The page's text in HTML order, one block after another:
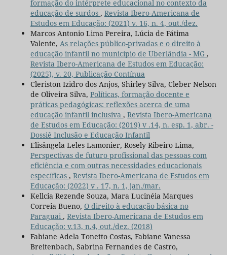
formação do intérprete educacional no contexto da
educação de surdos , Revista Ibero-Americana de
Estudos em Educação: (2021) v. 16, n. 4, out./dez.
Marcos Antonio Lima Pereira, Lúcia de Fátima
Valente, As relações público-privadas e o direito à
educação infantil no município de Uberlândia - MG ,
Revista Ibero-Americana de Estudos em Educação:
(2025), v. 20, Publicação Contínua
Cleriston Izidro dos Anjos, Shirley Silva, Cleber Nelson
de Oliveira Silva, Políticas, formação docente e
práticas pedagógicas: reflexões acerca de uma
educação infantil inclusiva , Revista Ibero-Americana
de Estudos em Educação: (2019) v .14, n. esp. 1, abr. -
Dossiê Inclusão e Educação Infantil
Elisângela Leles Lamonier, Rosely Ribeiro Lima,
Perspectivas de futuro profissional das pessoas com
eficiência e com outras necessidades educacionais
específicas , Revista Ibero-Americana de Estudos em
Educação: (2022) v . 17, n. 1, jan./mar.
Kellcia Rezende Souza, Mara Lucinéia Marques
Correia Bueno, O direito à educação básica no
Paraguai, Revista Ibero-Americana de Estudos em
Educação: v.13, n.4, out./dez. (2018)
Fabiane Adela Tonetto Costas, Fabiane Vanessa
Breitenbach, Sabrina Fernandes de Castro,